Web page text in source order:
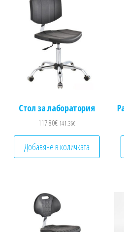
Стол за лаборатория
117.80€ 141.36€
Добавяне в количката